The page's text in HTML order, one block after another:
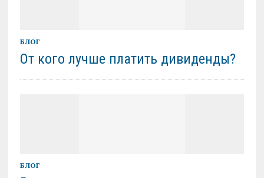
БЛОГ
От кого лучше платить дивиденды?
БЛОГ